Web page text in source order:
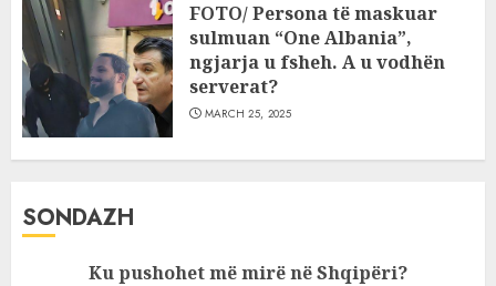
FOTO/ Persona të maskuar
sulmuan “One Albania”,
ngjarja u fsheh. A u vodhën
serverat?
MARCH 25, 2025
SONDAZH
Ku pushohet më mirë në Shqipëri?